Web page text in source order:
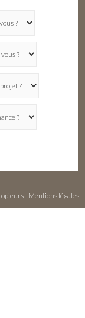
- Mentions légales